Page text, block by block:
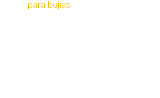
para bujias